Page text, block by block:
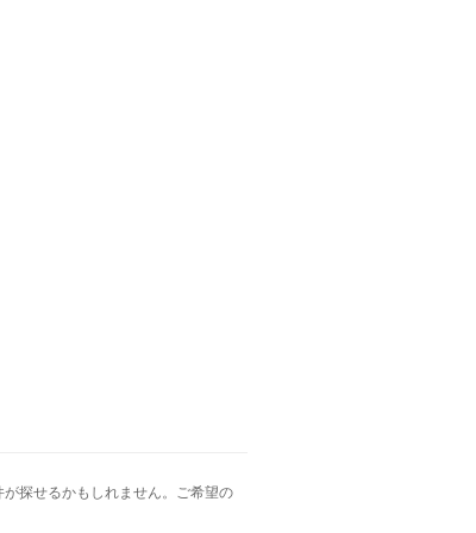
探せるかもしれません。ご希望の